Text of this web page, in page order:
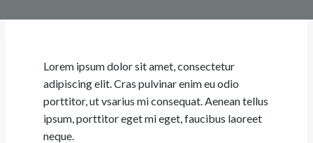
Lorem ipsum dolor sit amet, consectetur
adipiscing elit. Cras pulvinar enim eu odio
porttitor, ut vsarius mi consequat. Aenean tellus
ipsum, porttitor eget mi eget, faucibus laoreet
neque.